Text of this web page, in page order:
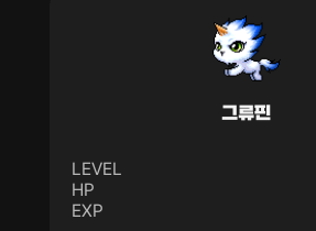
그류핀
LEVEL
HP
EXP